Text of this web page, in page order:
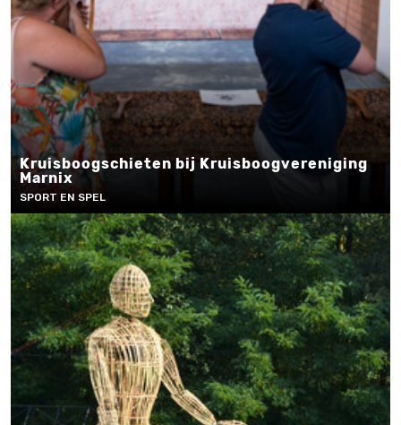
Kruisboogschieten bij Kruisboogvereniging
Marnix
SPORT EN SPEL